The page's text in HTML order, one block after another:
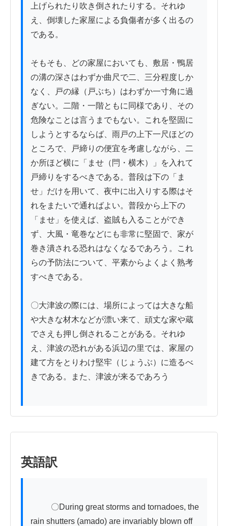
上げられたり吹き倒されたりする。それゆ
え、倒壊した家屋による負傷者が多く出るの
である。
そもそも、どの家屋においても、敷居・鴨居
の溝の深さはわずか曲尺で二、三分程度しか
なく、戸の縁（戸ぶち）はわずか一寸角に過
ぎない。二階・一階ともに同様であり、その
危険なことは言うまでもない。これを堅固に
しようとするならば、雨戸の上下一尺ほどの
ところで、戸締りの便宜を考慮しながら、二
か所ほど横に「ませ（閂・横木）」を入れて
戸締りをするべきである。普段は下の「ま
せ」だけを用いて、夜中に出入りする際はそ
れをまたいで通ればよい。普段から上下の
「ませ」を使えば、盗賊も入ることができ
ず、大風・竜巻などにも非常に堅固で、家が
巻き潰される恐れはなくなるであろう。これ
らの予防法について、平素からよくよく熟考
すべきである。
〇大津波の際には、場所によっては大きな船
や大きな材木などが漂い来て、頑丈な家や蔵
でさえも押し倒されることがある。それゆ
え、津波の恐れがある浜辺の里では、家屋の
建て方をとりわけ堅牢（じょうぶ）に造るべ
きである。また、津波が来るであろう
英語訳
rain shutters (amado) are invariably blown off